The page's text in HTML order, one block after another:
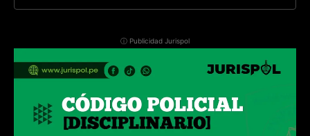
ⓘ Publicidad Jurispol